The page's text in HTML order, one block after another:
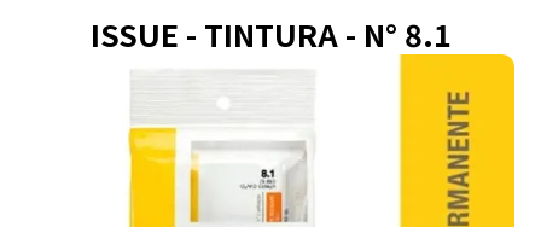
ISSUE - TINTURA - N° 8.1